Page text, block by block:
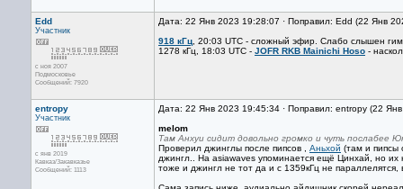
Edd
Участник
с ноя 2007
Подмосковье
Сообщений: 7920
Дата: 22 Янв 2023 19:28:07 · Поправил: Edd (22 Янв
918 кГц , 20:03 UTC - сложный эфир. Слабо слышен
1278 кГц, 18:03 UTC - JOFR RKB Mainichi Hoso -
entropy
Участник
с янв 2019
Кавказ/Закавказье
Сообщений: 1113
Дата: 22 Янв 2023 19:45:34 · Поправил: entropy (22
melom
Там Анхуи сидит довольно громко и чуть послабее
Проверил джинглы после пипсов , Аньхой (там и пипсы
джингл.. На asiawaves упоминается ещё Цинхай, но
тоже и джингл не тот да и с 1359кГц не